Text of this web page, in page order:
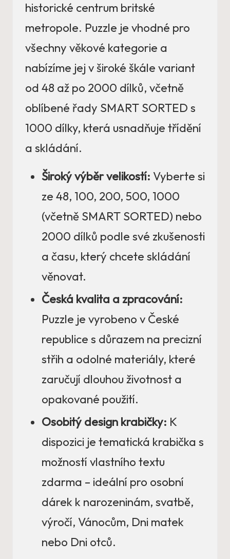
historické centrum britské
metropole. Puzzle je vhodné pro
všechny věkové kategorie a
nabízíme jej v široké škále variant
od 48 až po 2000 dílků, včetně
oblíbené řady SMART SORTED s
1000 dílky, která usnadňuje třídění
a skládání.
Široký výběr velikostí: Vyberte si
ze 48, 100, 200, 500, 1000
(včetně SMART SORTED) nebo
2000 dílků podle své zkušenosti
a času, který chcete skládání
věnovat.
Česká kvalita a zpracování:
Puzzle je vyrobeno v České
republice s důrazem na precizní
střih a odolné materiály, které
zaručují dlouhou životnost a
opakované použití.
Osobitý design krabičky: K
dispozici je tematická krabička s
možností vlastního textu
zdarma – ideální pro osobní
dárek k narozeninám, svatbě,
výročí, Vánocům, Dni matek
nebo Dni otců.